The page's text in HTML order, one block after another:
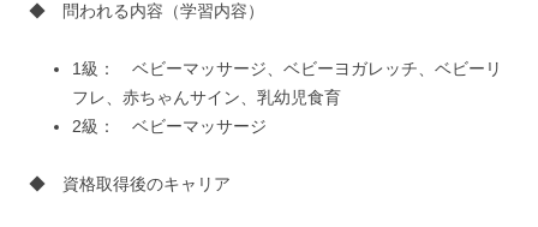
◆ 問われる内容（学習内容）
1級： ベビーマッサージ、ベビーヨガレッチ、ベビーリ
フレ、赤ちゃんサイン、乳幼児食育
2級： ベビーマッサージ
◆ 資格取得後のキャリア